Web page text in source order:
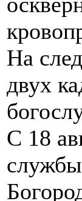
На
двух
С 18